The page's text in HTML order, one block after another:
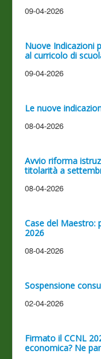
09-04-2026
Nuove Indicazioni
al curricolo di
09-04-2026
Le nuove
08-04-2026
Avvio riforma
titolarità a
08-04-2026
Case del Maestro:
2026
08-04-2026
Sospensione
02-04-2026
Firmato il CCNL
economica? Ne